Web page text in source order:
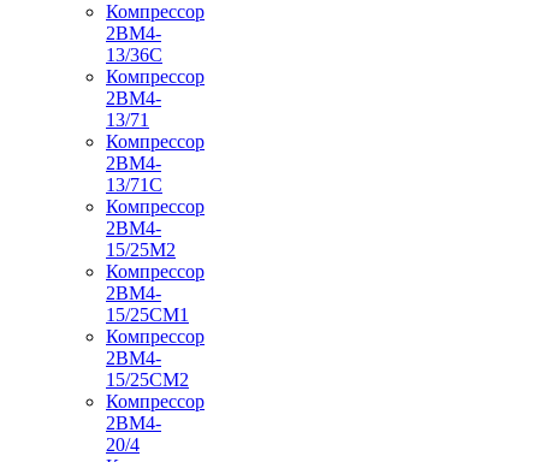
Компрессор
2ВМ4-
13/36С
Компрессор
2ВМ4-
13/71
Компрессор
2ВМ4-
13/71С
Компрессор
2ВМ4-
15/25М2
Компрессор
2ВМ4-
15/25СМ1
Компрессор
2ВМ4-
15/25СМ2
Компрессор
2ВМ4-
20/4